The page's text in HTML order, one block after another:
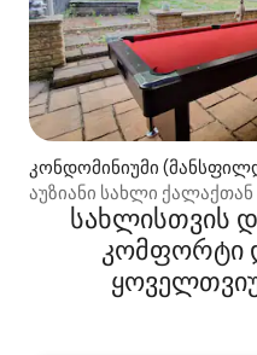
კონდომინიუმი
აუზიანი სახლი
სახლისთვის
კომფორტი